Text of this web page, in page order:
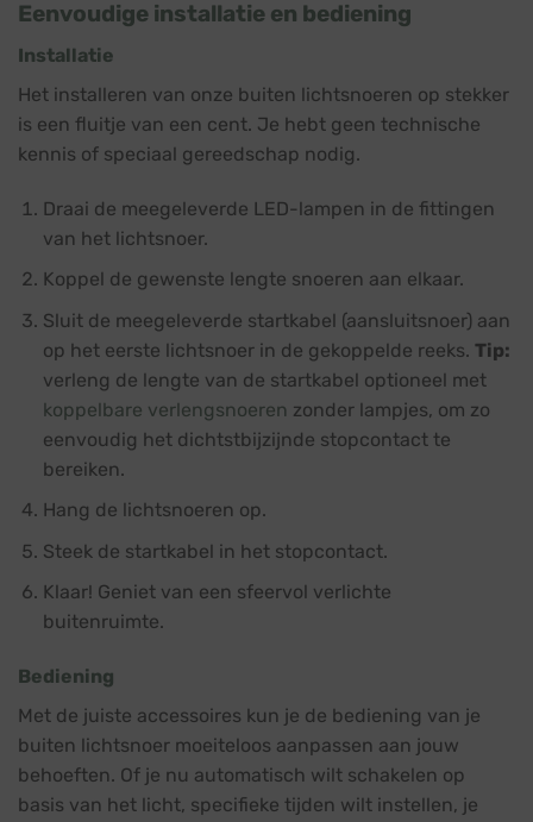
Eenvoudige installatie en bediening
Installatie
Het installeren van onze buiten lichtsnoeren op stekker
is een fluitje van een cent. Je hebt geen technische
kennis of speciaal gereedschap nodig.
Draai de meegeleverde LED-lampen in de fittingen
van het lichtsnoer.
Koppel de gewenste lengte snoeren aan elkaar.
Sluit de meegeleverde startkabel (aansluitsnoer) aan
op het eerste lichtsnoer in de gekoppelde reeks. Tip:
verleng de lengte van de startkabel optioneel met
koppelbare verlengsnoeren zonder lampjes, om zo
eenvoudig het dichtstbijzijnde stopcontact te
bereiken.
Hang de lichtsnoeren op.
Steek de startkabel in het stopcontact.
Klaar! Geniet van een sfeervol verlichte
buitenruimte.
Bediening
Met de juiste accessoires kun je de bediening van je
buiten lichtsnoer moeiteloos aanpassen aan jouw
behoeften. Of je nu automatisch wilt schakelen op
basis van het licht, specifieke tijden wilt instellen, je